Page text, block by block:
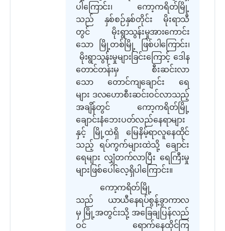
ပါကြောင်း၊ကော့ကရိတ်မြို့
သည် နှစ်စဉ်နှစ်တိုင်း မိုးရာသီ
တွင် မိုးရွာသွန်းမှုအားကောင်း
သော မြို့တစ်မြို့ ဖြစ်ပါကြောင်း၊
မိုးရွာသွန်းမှုများခြင်းကြောင့် ဒေါန
တောင်တန်းမှ စီးဆင်းလာ
သော တောင်ကျချောင်း ရေ
များ ဒလဟောစီးဆင်းဝင်လာသည့်
အချိန်တွင် ကော့ကရိတ်မြို့
ချောင်းနံဘေးပတ်လည်နေရာများ
နှင့် မြို့ထဲရှိ မြေနိမ့်ရာလူနေထိုင်
သည့် ရပ်ကွက်များထဲသို့ ချောင်း
ရေများ လျှံတက်လာပြီး ရေကြီးမှု
များဖြစ်ပေါ်လေ့ရှိပါကြောင်း။
ကော့ကရိတ်မြို့
သည် ယာယီနေရပ်စွန့်ခွာကာလ
မှ မြို့အတွင်းသို့ အခြေချပြန်လည်
ဝင် ရောက်နေထိုင်ကြ